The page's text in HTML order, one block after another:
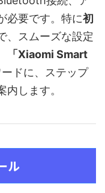
必要です。特に初
、スムーズな設定
「Xiaomi Smart
ドに、ステップ
します。
ル